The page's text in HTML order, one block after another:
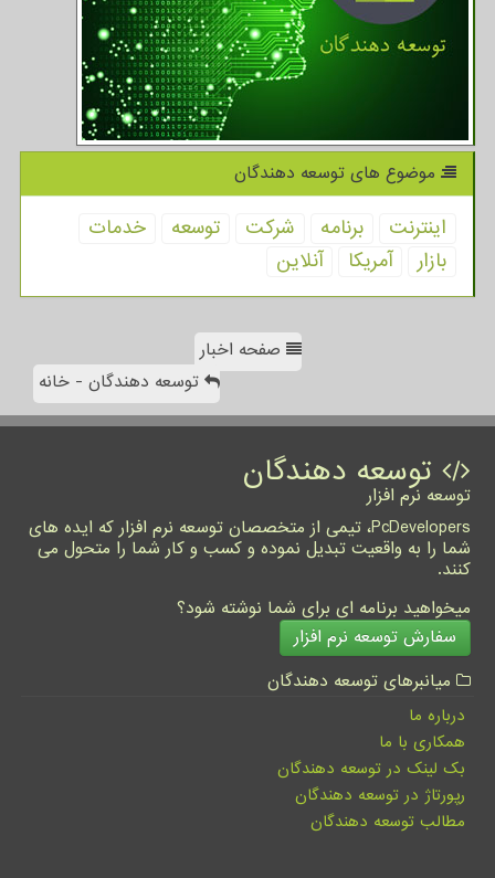
موضوع های توسعه دهندگان
اینترنت برنامه شركت توسعه
خدمات
بازار
آمریكا آنلاین
صفحه اخبار
توسعه دهندگان - خانه
توسعه دهندگان
توسعه نرم افزار
PcDevelopers، تیمی از متخصصان توسعه نرم افزار که ایده های
شما را به واقعیت تبدیل نموده و کسب و کار شما را متحول می
کنند.
میخواهید برنامه ای برای شما نوشته شود؟
سفارش توسعه نرم افزار
میانبرهای توسعه دهندگان
درباره ما
همکاری با ما
بک لینک در توسعه دهندگان
رپورتاژ در توسعه دهندگان
مطالب توسعه دهندگان